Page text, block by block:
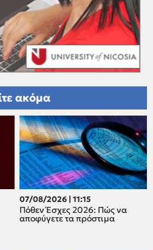
ακόμα
07/08/2026 | 11:15
Πόθεν Έσχες 2026: Πώς να
αποφύγετε τα πρόστιμα